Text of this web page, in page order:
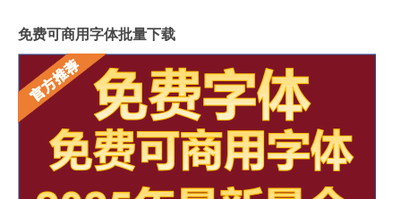
免费可商用字体批量下载